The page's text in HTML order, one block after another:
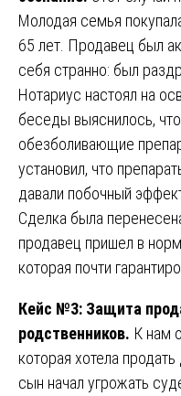
Молодая семья
65 лет. Продавец был
себя странно: был
Нотариус настоял на
беседы выяснилось,
обезболивающие
установил, что
давали побочный
Сделка была
продавец пришел в
которая почти
Кейс №3: Защита
родственников. К нам
которая хотела
сын начал угрожать